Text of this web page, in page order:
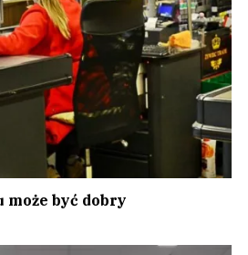
być dobry